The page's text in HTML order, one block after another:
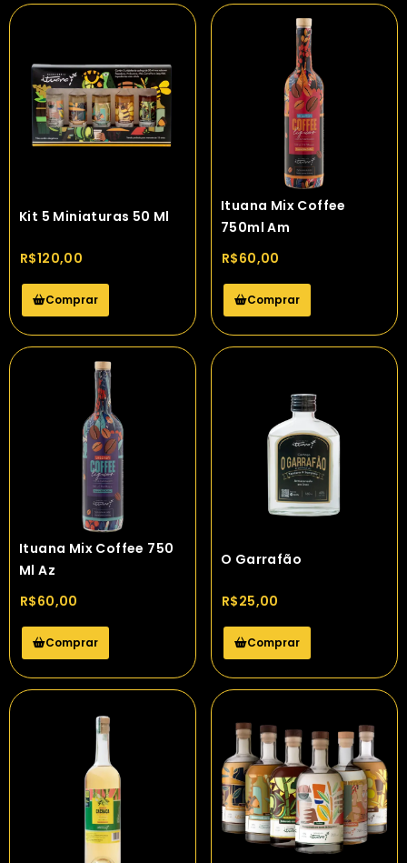
Kit 5 Miniaturas 50 Ml
R$120,00
Comprar
Ituana Mix Coffee
750ml Am
R$60,00
Comprar
Ituana Mix Coffee 750
Ml Az
R$60,00
Comprar
O Garrafão
R$25,00
Comprar